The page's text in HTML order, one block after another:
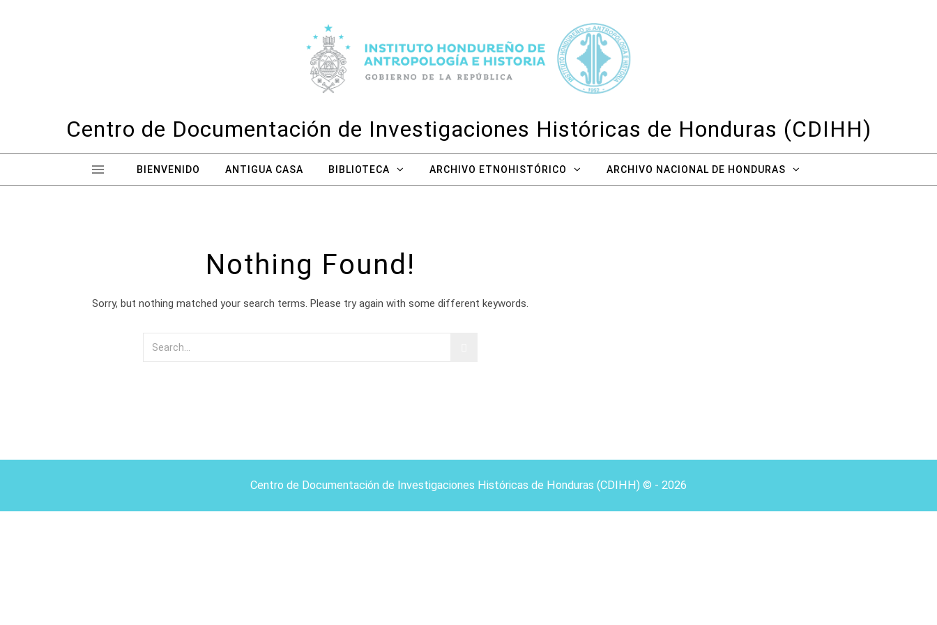
Centro de Documentación de Investigaciones Históricas de Honduras (CDIHH)
BIENVENIDO ANTIGUA CASA BIBLIOTECA ARCHIVO ETNOHISTÓRICO ARCHIVO NACIONAL DE HONDURAS
Nothing Found!
Sorry, but nothing matched your search terms. Please try again with some different keywords.
Centro de Documentación de Investigaciones Históricas de Honduras (CDIHH) © - 2026